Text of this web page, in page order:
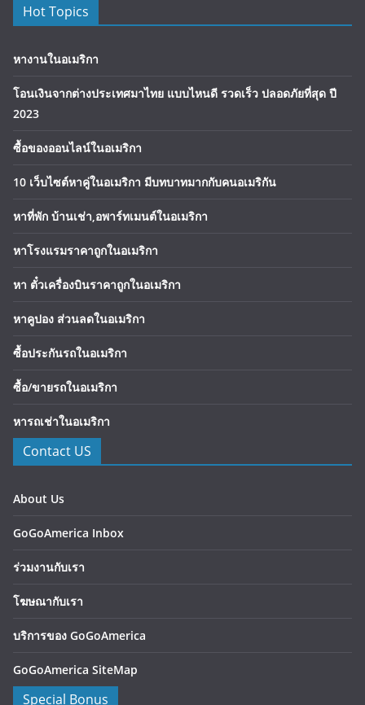
Hot Topics
หางานในอเมริกา
โอนเงินจากต่างประเทศมาไทย แบบไหนดี รวดเร็ว ปลอดภัยที่สุด ปี
2023
ซื้อของออนไลน์ในอเมริกา
10 เว็บไซต์หาคู่ในอเมริกา มีบทบาทมากกับคนอเมริกัน
หาที่พัก บ้านเช่า,อพาร์ทเมนต์ในอเมริกา
หาโรงแรมราคาถูกในอเมริกา
หา ตั๋วเครื่องบินราคาถูกในอเมริกา
หาคูปอง ส่วนลดในอเมริกา
ซื้อประกันรถในอเมริกา
ซื้อ/ขายรถในอเมริกา
หารถเช่าในอเมริกา
Contact US
About Us
GoGoAmerica Inbox
ร่วมงานกับเรา
โฆษณากับเรา
บริการของ GoGoAmerica
GoGoAmerica SiteMap
Special Bonus